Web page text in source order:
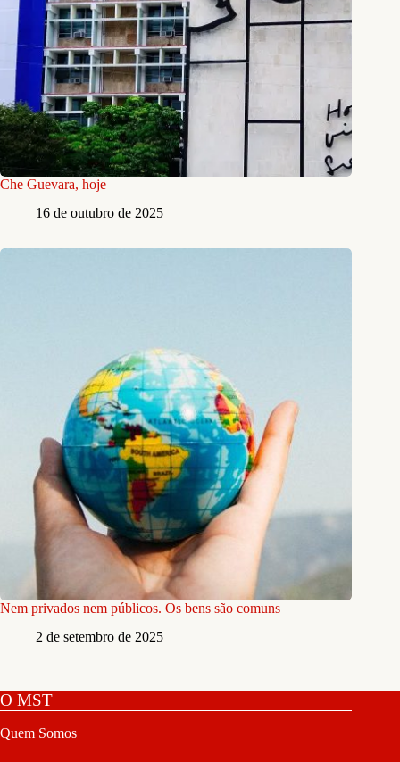
Che Guevara, hoje
16 de outubro de 2025
Nem privados nem públicos. Os bens são comuns
2 de setembro de 2025
O MST
Quem Somos